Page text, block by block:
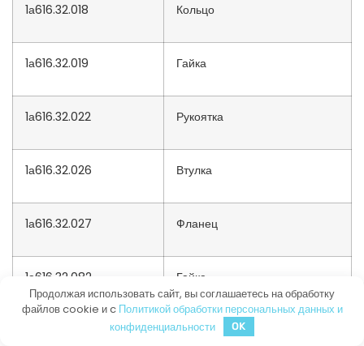
1а616.32.018 Кольцо
1а616.32.019 Гайка
1а616.32.022 Рукоятка
1а616.32.026 Втулка
1а616.32.027 Фланец
1а616.32.082 Гайка
Винт каретки
Продолжая использовать сайт, вы соглашаетесь на обработку
файлов cookie и c Политикой обработки персональных данных и
конфиденциальности
OK